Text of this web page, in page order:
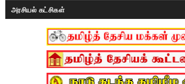
அரசியல் கட்சிகள்